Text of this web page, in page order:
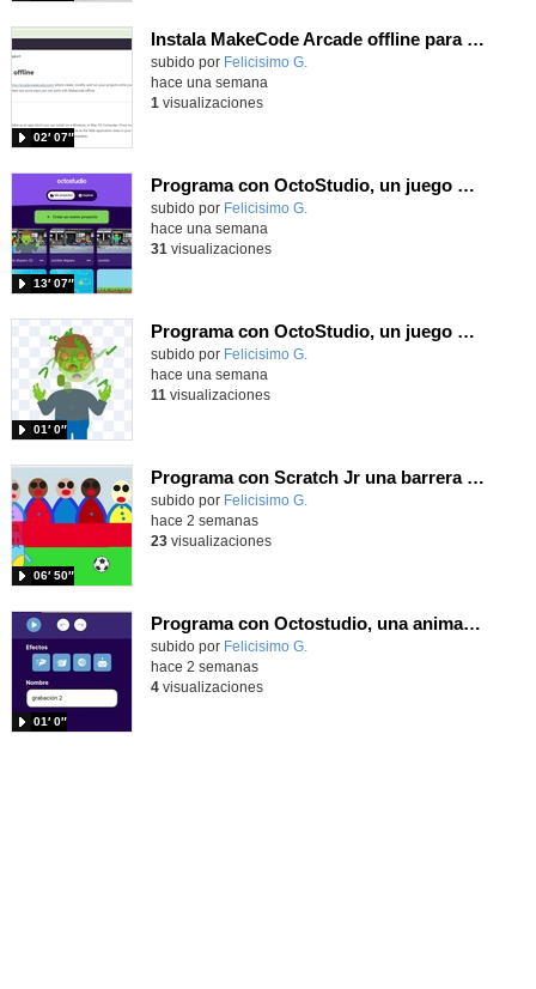
Instala MakeCode Arcade offline para programar grandes juegos sin necesidad de Internet
Contenido educativo.
subido por Felicisimo G.
02′ 07″
hace una semana
1 visualizaciones
Programa con OctoStudio, un juego de disparos contra Zombies con un cargador basado en el House of the dead
Contenido educativo.
subido por Felicisimo G.
13′ 07″
hace una semana
31 visualizaciones
Programa con OctoStudio, un juego homenajeando al House of the dead con Zombies
Contenido educativo.
subido por Felicisimo G.
01′ 0″
hace una semana
11 visualizaciones
Programa con Scratch Jr una barrera que se desplaza para dar sensación de movimiento
Contenido educativo.
subido por Felicisimo G.
06′ 50″
hace 2 semanas
23visualizaciones
Programa con Octostudio, una animación utilizando la cámara para una foto y audio y texto para comunicar.
Contenido educativo.
subido por Felicisimo G.
01′ 0″
hace 2 semanas
4visualizaciones